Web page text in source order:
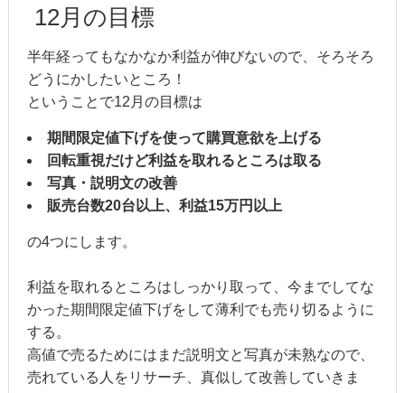
12月の目標
半年経ってもなかなか利益が伸びないので、そろそろ
どうにかしたいところ！
ということで12月の目標は
期間限定値下げを使って購買意欲を上げる
回転重視だけど利益を取れるところは取る
写真・説明文の改善
販売台数20台以上、利益15万円以上
の4つにします。
利益を取れるところはしっかり取って、今までしてな
かった期間限定値下げをして薄利でも売り切るように
する。
高値で売るためにはまだ説明文と写真が未熟なので、
売れている人をリサーチ、真似して改善していきま